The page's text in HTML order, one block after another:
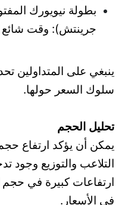
جرينتش): وقت شائع
ينبغي على المتداولين
سلوك السعر حولها.
تحليل الحجم
يمكن أن يؤكد ارتفاع
التلاعب والتوزيع
ارتفاعات كبيرة في حجم
في الأسعار.